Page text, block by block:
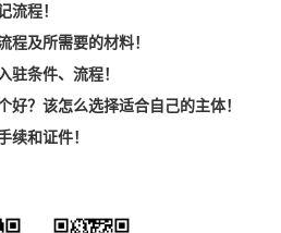
流程！
程及所需要的材料！
驻条件、流程！
好？该怎么选择适合自己的主体！
续和证件！